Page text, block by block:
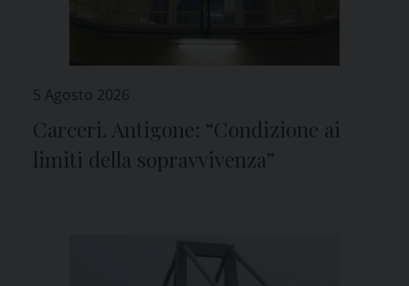
5 Agosto 2026
Carceri. Antigone: “Condizione ai
limiti della sopravvivenza”